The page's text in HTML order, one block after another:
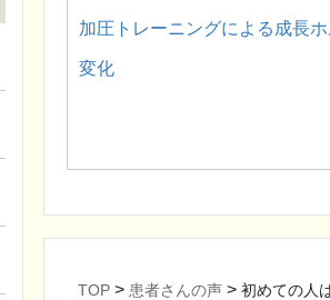
加圧トレーニングによる成長
変化
TOP > 患者さんの声 > 初めての人